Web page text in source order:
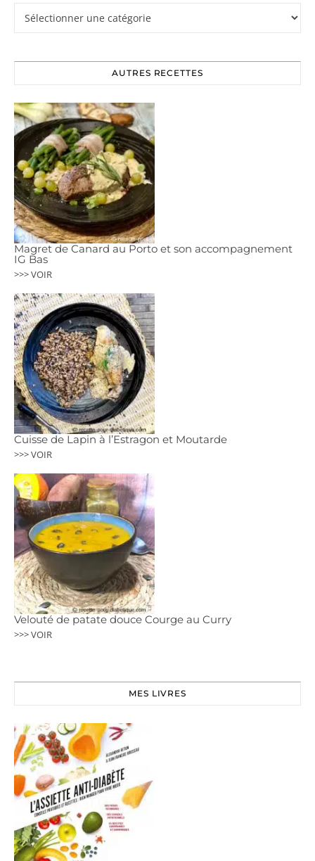
AUTRES RECETTES
Magret de Canard au Porto et son accompagnement
IG Bas
>>> VOIR
Cuisse de Lapin à l’Estragon et Moutarde
>>> VOIR
Velouté de patate douce Courge au Curry
>>> VOIR
MES LIVRES